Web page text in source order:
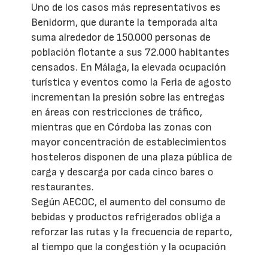
Uno de los casos más representativos es
Benidorm, que durante la temporada alta
suma alrededor de 150.000 personas de
población flotante a sus 72.000 habitantes
censados. En Málaga, la elevada ocupación
turística y eventos como la Feria de agosto
incrementan la presión sobre las entregas
en áreas con restricciones de tráfico,
mientras que en Córdoba las zonas con
mayor concentración de establecimientos
hosteleros disponen de una plaza pública de
carga y descarga por cada cinco bares o
restaurantes.
Según AECOC, el aumento del consumo de
bebidas y productos refrigerados obliga a
reforzar las rutas y la frecuencia de reparto,
al tiempo que la congestión y la ocupación